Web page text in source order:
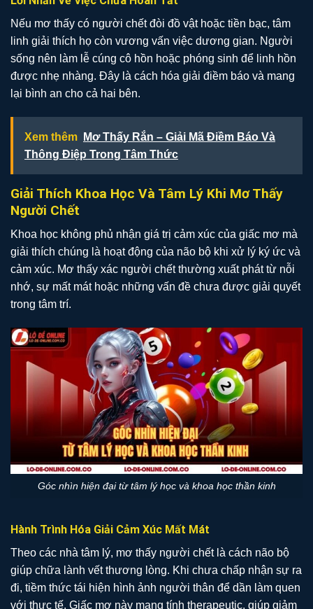
Nếu mơ thấy có người chết đòi đồ vật hoặc tiền bạc, tâm
linh giải thích họ còn vương vấn việc dương gian. Người
sống nên làm lễ cúng cô hồn hoặc phóng sinh để linh hồn
được nhẹ nhàng. Đây là cách hóa giải điềm báo và mang
lại bình an cho cả hai bên.
Xem thêm
Mơ Thấy Rắn – Giải Mã Điềm Báo Và
Thông Điệp Trong Tâm Thức
Giải Thích Khoa Học Và Tâm Lý Khi Mơ Thấy
Người Chết
Khoa học không phủ nhận giá trị cảm xúc của giấc mơ mà
giải thích chúng là hoạt động của não bộ khi xử lý ký ức và
cảm xúc. Mơ thấy xác người chết thường xuất phát từ nỗi
nhớ, sự mất mát hoặc những vấn đề chưa được giải quyết
trong tâm trí.
Góc nhìn hiện đại từ tâm lý học và khoa học thần kinh
Hành Trình Hóa Giải Cảm Xúc Mất Mát
Theo các nhà tâm lý, mơ thấy người chết là cách não bộ
giúp chữa lành vết thương lòng. Khi chưa chấp nhận sự ra
đi, tiềm thức tái hiện hình ảnh người thân để dần làm quen
với thực tế. Giấc mơ này mang tính therapeutic, giúp giảm